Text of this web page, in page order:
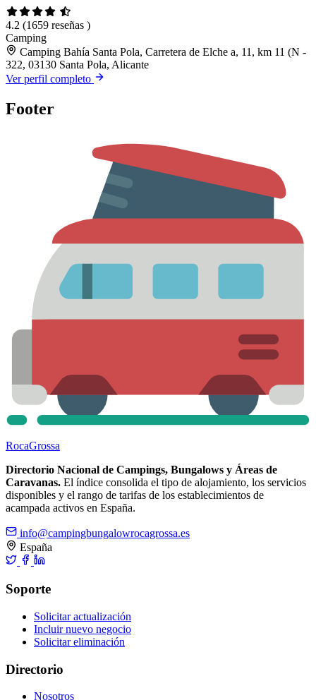
4.2 (1659 reseñas )
Camping
Camping Bahía Santa Pola, Carretera de Elche a, 11, km 11 (N -
322, 03130 Santa Pola, Alicante
Ver perfil completo
Footer
RocaGrossa
Directorio Nacional de Campings, Bungalows y Áreas de
Caravanas. El índice consolida el tipo de alojamiento, los servicios
disponibles y el rango de tarifas de los establecimientos de
acampada activos en España.
info@campingbungalowrocagrossa.es
España
Soporte
Solicitar actualización
Incluir nuevo negocio
Solicitar eliminación
Directorio
Nosotros